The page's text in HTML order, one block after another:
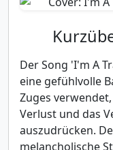
Der Song 'I'm A
eine gefühlvolle
Zuges
Verlust und das
auszudrücken.
melancholische